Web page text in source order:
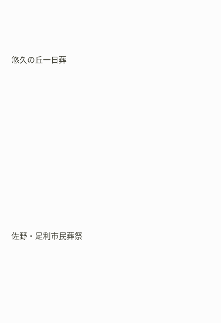
悠久の丘一日葬
佐野・足利市民葬祭